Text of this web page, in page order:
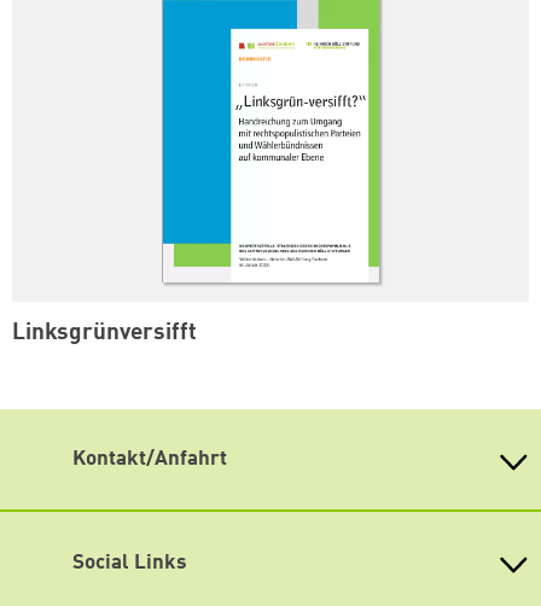
Linksgrünversifft
Kontakt/Anfahrt
Antonstraße 31
Social Links